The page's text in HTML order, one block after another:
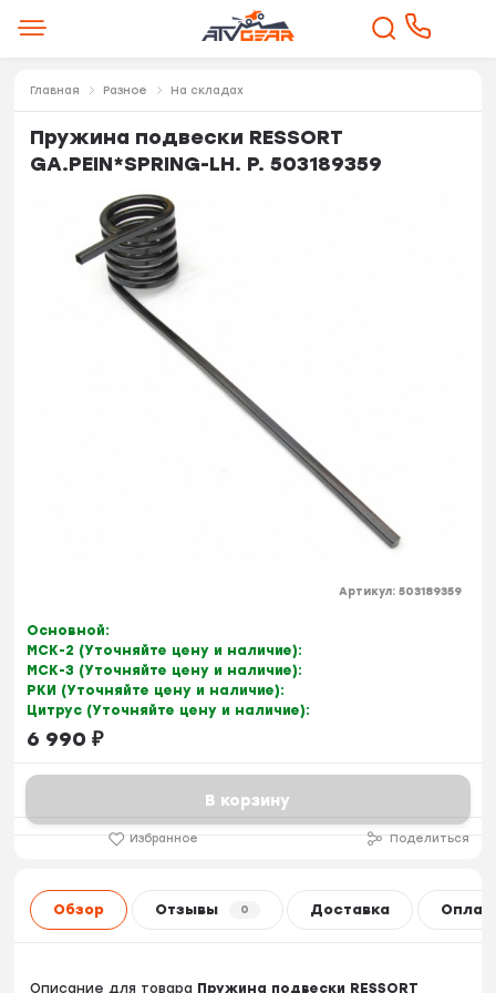
Главная Разное На складах
Пружина подвески RESSORT
GA.PEIN*SPRING-LH. P. 503189359
Артикул:503189359
Основной:
МСК-2 (Уточняйте цену и наличие):
МСК-3 (Уточняйте цену и наличие):
РКИ (Уточняйте цену и наличие):
Цитрус (Уточняйте цену и наличие):
6 990 ₽
В корзину
Избранное Поделиться
Обзор Отзывы 0 Доставка
Описание для товара Пружина подвески RESSORT